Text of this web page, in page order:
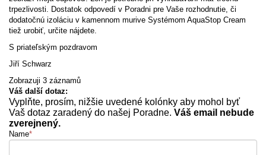
trpezlivosti. Dostatok odpovedí v Poradni pre Vaše rozhodnutie, či
dodatočnú izoláciu v kamennom murive Systémom AquaStop Cream
tiež urobiť, určite nájdete.
S priateľským pozdravom
Jiří Schwarz
Zobrazuji 3 záznamů
Váš další dotaz:
Vyplňte, prosím, nižšie uvedené kolónky aby mohol byť
Vaš dotaz zaradený do našej Poradne. Váš email nebude
zverejnený.
Name*